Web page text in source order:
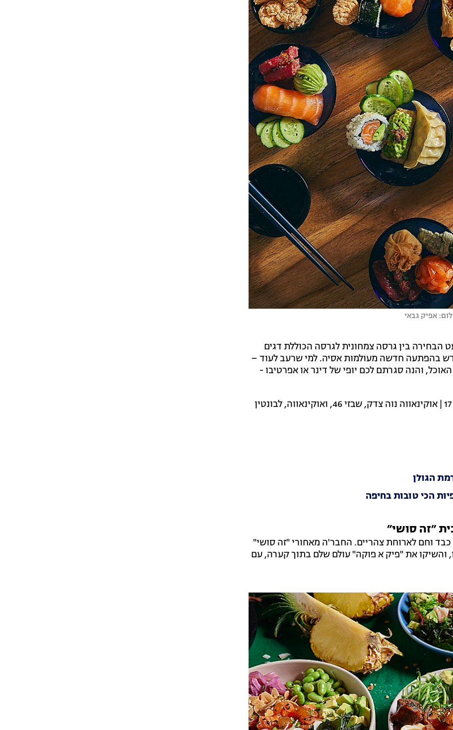
אפיק גבאי
הבחירה בין גרסה צמחונית לגרסה הכוללת דגים
בהפתעה חדשה מעולמות אסיה. למי שרעב לעוד –
הנחה על כל תפריט האוכל, והנה סגרתם לכם יופי של דינר או אפרטיבו -
- ימים א'-ה' בין 17:00-19:00 | אוקינאווה נוה צדק, שבזי 46, ואוקינאווה, לבונטין
״זה סושי״
וחם לארוחת צהריים. החבר'ה מאחורי "זה סושי"
והשיקו את "פיק א פוקה" עולם שלם בתוך קערה, עם